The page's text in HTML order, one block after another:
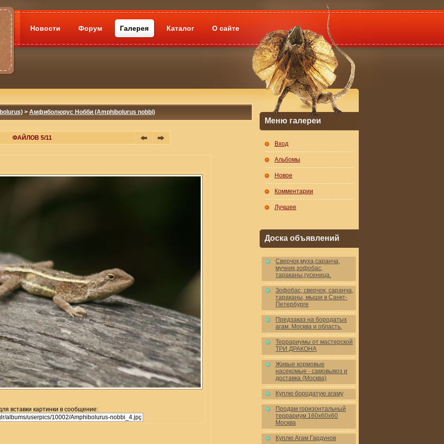
Новости Форум Галерея Каталог О сайте
> Амфиболюрус Нобби (Amphibolurus nobbi)
ФАЙЛОВ 5/11
вставки картинки в сообщение:
Меню галереи
Вход
Альбомы
Новое
Комментарии
Лучшее
Доска объявлений
Cверчок,муха,саранча,
мучник,зофобас,
тараканы,гусеница.
Зофобас, сверчок, саранча,
тараканы, мыши в Санкт-
Петербурге
Предзаказ на бородатых
агам. Москва и область.
Террариумы от мастерской
ТРИ ДРАКОНА
Живые кормовые
насекомые - самовывоз и
доставка (Москва)
Куплю бородатую агаму
Продам горизонтальный
террариум 160x60x60
Москва
Куплю Агам Гардунов